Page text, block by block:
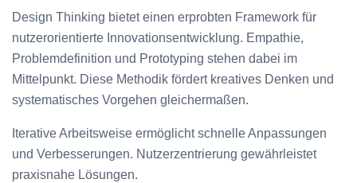
Design Thinking bietet einen erprobten Framework für
nutzerorientierte Innovationsentwicklung. Empathie,
Problemdefinition und Prototyping stehen dabei im
Mittelpunkt. Diese Methodik fördert kreatives Denken und
systematisches Vorgehen gleichermaßen.
Iterative Arbeitsweise ermöglicht schnelle Anpassungen
und Verbesserungen. Nutzerzentrierung gewährleistet
praxisnahe Lösungen.